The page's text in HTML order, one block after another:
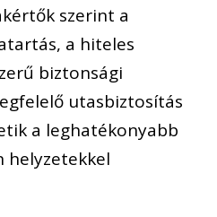
szerint a
a hiteles
biztonsági
utasbiztosítás
a leghatékonyabb
helyzetekkel